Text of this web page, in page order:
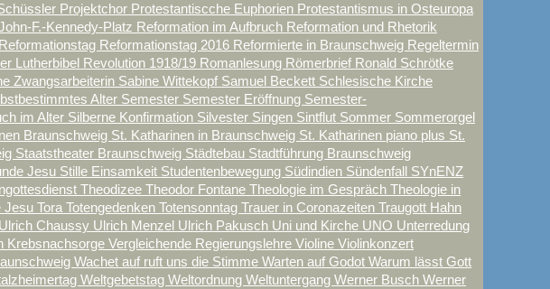
Projektchor Protestantiscche Euphorien Protestantismus in Osteuropa
F.-Kennedy-Platz Reformation im Aufbruch Reformation und Rhetorik
Reformationstag Reformationstag 2016 Reformierte in Braunschweig Regeltermin
Lutherbibel Revolution 1918/19 Romanlesung Römerbrief Ronald Schrötke
Zwangsarbeiterin Sabine Wittekopf Samuel Beckett Schlesische Kirche
Alter Semester Semester Eröffnung Semester-
im Alter Silberne Konfirmation Silvester Singen Sintflut Sommer Sommerorgel
Braunschweig St. Katharinen in Braunschweig St. Katharinen piano plus St.
Staatstheater Braunschweig Städtebau Stadtführung Braunschweig
Jesu Stille Einsamkeit Studentenbewegung Südindien Sündenfall SYnENZ
Theodizee Theodor Fontane Theologie im Gespräch Theologie in
Jesu Tora Totengedenken Totensonntag Trauer in Coronazeiten Traugott Hahn
Ulrich Chaussy Ulrich Menzel Ulrich Pakusch Uni und Kirche UNO Unterredung
Krebsnachsorge Vergleichende Regierungslehre Violine Violinkonzert
Wachet auf ruft uns die Stimme Warten auf Godot Warum lässt Gott
Weltgebetstag Weltordnung Weltuntergang Werner Busch Werner